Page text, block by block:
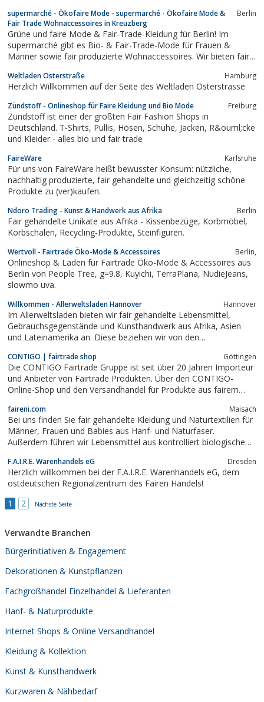
Biowolle, Strickwolle GOTS, kbA, kbT, Fairtrade, Bio Nähgar
supermarché - Ökofaire Mode - supermarché - Ökofaire Mode &
Fair Trade Wohnaccessoires in Kreuzberg
Berlin
Grüne und faire Mode & Fair-Trade-Kleidung für Berlin! Im
supermarché gibt es Bio- & Fair-Trade-Mode für Frauen &
Männer sowie fair produzierte Wohnaccessoires. Wir bieten fair-
an Fairtrade-Jeans. Außerdem die gesamte Kollektion des
Eigenlabels Hirschkind.
Weltladen Osterstraße Hamburg
Herzlich Willkommen auf der Seite des Weltladen Osterstrasse
Zündstoff - Onlineshop für Faire Kleidung und Bio Mode Freiburg
Zündstoff ist einer der größten Fair Fashion Shops in
Deutschland. T-Shirts, Pullis, Hosen, Schuhe, Jacken, R&ouml;cke
und Kleider - alles bio und fair trade
FaireWare Karlsruhe
Für uns von FaireWare heißt bewusster Konsum: nützliche,
nachhaltig produzierte, fair gehandelte und gleichzeitig schöne
Produkte zu (ver)kaufen.
Ndoro Trading - Kunst & Handwerk aus Afrika Berlin
Fair gehandelte Unikate aus Afrika - Kissenbezüge, Korbmöbel,
Korbschalen, Recycling-Produkte, Steinfiguren.
Wertvoll - Fairtrade Öko-Mode & Accessoires Berlin,
Onlineshop & Laden für Fairtrade Öko-Mode & Accessoires aus
Berlin von People Tree, g=9.8, Kuyichi, TerraPlana, NudieJeans,
slowmo uva.
Willkommen - Allerweltsladen Hannover Hannover
Im Allerweltsladen bieten wir fair gehandelte Lebensmittel,
Gebrauchsgegenstände und Kunsthandwerk aus Afrika, Asien
und Lateinamerika an. Diese beziehen wir von den
BanaFair und Podi-Mohair.
CONTIGO | fairtrade shop Göttingen
Die CONTIGO Fairtrade Gruppe ist seit über 20 Jahren Importeur
und Anbieter von Fairtrade Produkten. Über den CONTIGO-
Online-Shop und den Versandhandel für Produkte aus fairem
und die Online-Kunden BIO-Kaffee aus eigener Röstung, Tee,
Schokolade, Wohnartikel,...
faireni.com Maisach
Bei uns finden Sie fair gehandelte Kleidung und Naturtextilien für
Männer, Frauen und Babies aus Hanf- und Naturfaser.
Außerdem führen wir Lebensmittel aus kontrolliert biologischem
Waschmittel und Reinigungsmittel, Naturkosmetik, fair trade
Schmuck,...
F.A.I.R.E. Warenhandels eG Dresden
Herzlich willkommen bei der F.A.I.R.E. Warenhandels eG, dem
ostdeutschen Regionalzentrum des Fairen Handels!
1
2 Nächste Seite
Verwandte Branchen
Bürgerinitiativen & Engagement
Dekorationen & Kunstpflanzen
Fachgroßhandel Einzelhandel & Lieferanten
Hanf- & Naturprodukte
Internet Shops & Online Versandhandel
Kleidung & Kollektion
Kunst & Kunsthandwerk
Kurzwaren & Nähbedarf